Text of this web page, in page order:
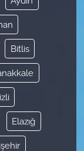
Bitlis
Elazığ